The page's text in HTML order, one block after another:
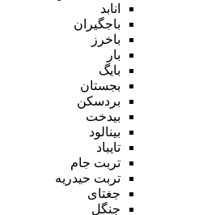
انابد
باجگیران
باخرز
بار
بایگ
بجستان
بردسکن
بیدخت
بینالود
تایباد
تربت جام
تربت حیدریه
جغتای
جنگل